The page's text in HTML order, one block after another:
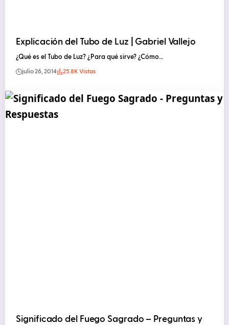
Explicación del Tubo de Luz | Gabriel Vallejo
¿Qué es el Tubo de Luz? ¿Para qué sirve? ¿Cómo…
julio 26, 2014 25.8K Vistas
Significado del Fuego Sagrado – Preguntas y